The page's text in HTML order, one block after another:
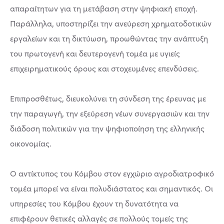
απαραίτητων για τη μετάβαση στην ψηφιακή εποχή.
Παράλληλα, υποστηρίζει την ανεύρεση χρηματοδοτικών
εργαλείων και τη δικτύωση, προωθώντας την ανάπτυξη
του πρωτογενή και δευτερογενή τομέα με υγιείς
επιχειρηματικούς όρους και στοχευμένες επενδύσεις.
Επιπροσθέτως, διευκολύνει τη σύνδεση της έρευνας με
την παραγωγή, την εξεύρεση νέων συνεργασιών και την
διάδοση πολιτικών για την ψηφιοποίηση της ελληνικής
οικονομίας.
Ο αντίκτυπος του Κόμβου στον εγχώριο αγροδιατροφικό
τομέα μπορεί να είναι πολυδιάστατος και σημαντικός. Οι
υπηρεσίες του Κόμβου έχουν τη δυνατότητα να
επιφέρουν θετικές αλλαγές σε πολλούς τομείς της